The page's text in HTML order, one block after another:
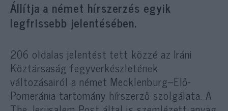
Állítja a német hírszerzés egyik
legfrissebb jelentésében.
206 oldalas jelentést tett közzé az Iráni
Köztársaság fegyverkészletének
változásairól a német Mecklenburg–Elő-
Pomeránia tartomány hírszerző szolgálata. A